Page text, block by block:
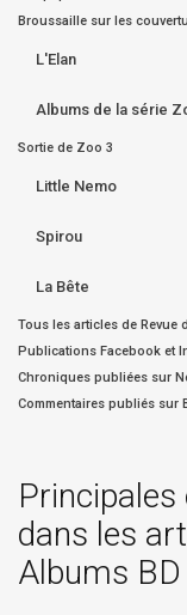
Broussaille sur les
L'Elan
Albums de la série
Sortie de Zoo 3
Little Nemo
Spirou
La Bête
Tous les articles de Revue
Publications Facebook et
Chroniques publiées sur
Commentaires publiés sur
dans les
Albums BD